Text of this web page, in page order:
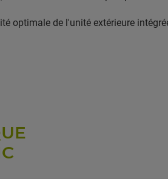
optimale de l'unité extérieure